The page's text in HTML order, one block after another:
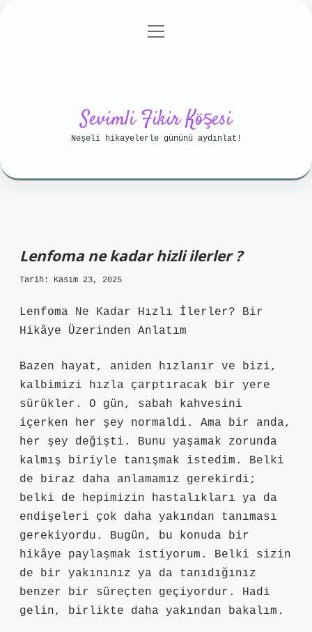
Gizlilik Politikası
menüyü
Sevimli Fikir Köşesi
Neşeli hikayelerle gününü aydınlat!
Lenfoma ne kadar hizli ilerler ?
Tarih: Kasım 23, 2025
Lenfoma Ne Kadar Hızlı İlerler? Bir
Hikâye Üzerinden Anlatım
Bazen hayat, aniden hızlanır ve bizi,
kalbimizi hızla çarptıracak bir yere
sürükler. O gün, sabah kahvesini
içerken her şey normaldi. Ama bir anda,
her şey değişti. Bunu yaşamak zorunda
kalmış biriyle tanışmak istedim. Belki
de biraz daha anlamamız gerekirdi;
belki de hepimizin hastalıkları ya da
endişeleri çok daha yakından tanıması
gerekiyordu. Bugün, bu konuda bir
hikâye paylaşmak istiyorum. Belki sizin
de bir yakınınız ya da tanıdığınız
benzer bir süreçten geçiyordur. Hadi
gelin, birlikte daha yakından bakalım.